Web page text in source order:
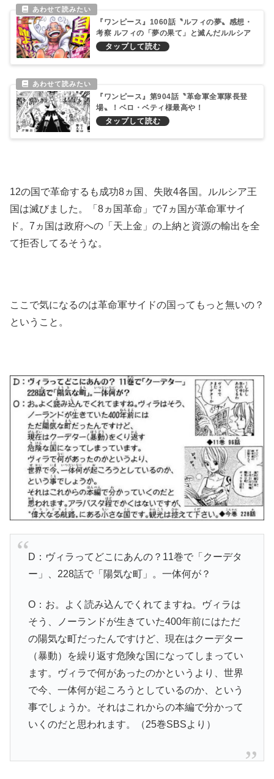
『ワンピース』1060話〝ルフィの夢〟感想・
考察 ルフィの「夢の果て」と滅んだルルシア
王国
『ワンピース』第904話〝革命軍全軍隊長登
場〟！ベロ・ベティ様最高や！
12の国で革命するも成功8ヵ国、失敗4各国。ルルシア王
国は滅びました。「8ヵ国革命」で7ヵ国が革命軍サイ
ド。7ヵ国は政府への「天上金」の上納と資源の輸出を全
て拒否してるそうな。
ここで気になるのは革命軍サイドの国ってもっと無いの？
ということ。
D：ヴィラってどこにあんの？11巻で「クーデタ
ー」、228話で「陽気な町」。一体何が？
O：お。よく読み込んでくれてますね。ヴィラは
そう、ノーランドが生きていた400年前にはただ
の陽気な町だったんですけど、現在はクーデター
（暴動）を繰り返す危険な国になってしまってい
ます。ヴィラで何があったのかというより、世界
で今、一体何が起ころうとしているのか、という
事でしょうか。それはこれからの本編で分かって
いくのだと思われます。（25巻SBSより）